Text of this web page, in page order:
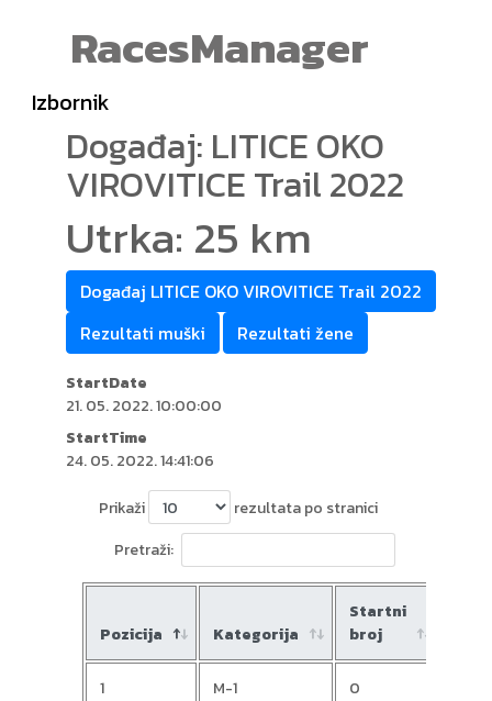
RacesManager
Izbornik
Događaj: LITICE OKO
VIROVITICE Trail 2022
Utrka: 25 km
Događaj LITICE OKO VIROVITICE Trail 2022
Rezultati muški
Rezultati žene
StartDate
21. 05. 2022. 10:00:00
StartTime
24. 05. 2022. 14:41:06
Prikaži
rezultata po stranici
Pretraži:
Pozicija Kategorija
Startni
broj
1 M-1 0